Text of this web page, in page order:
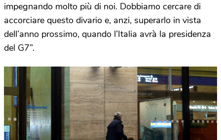
impegnando molto più di noi. Dobbiamo cercare di
accorciare questo divario e, anzi, superarlo in vista
dell’anno prossimo, quando l’Italia avrà la presidenza
del G7”.